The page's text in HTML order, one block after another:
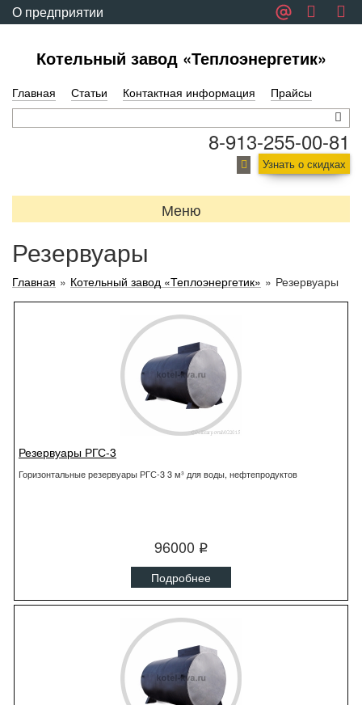
О предприятии
Котельный завод «Теплоэнергетик»
Главная Статьи Контактная информация Прайсы
8-913-255-00-81
Узнать о скидках
Меню
Резервуары
Главная » Котельный завод «Теплоэнергетик» » Резервуары
Резервуары РГС-3
Горизонтальные резервуары РГС-3 3 м³ для воды, нефтепродуктов
96000 q
Подробнее